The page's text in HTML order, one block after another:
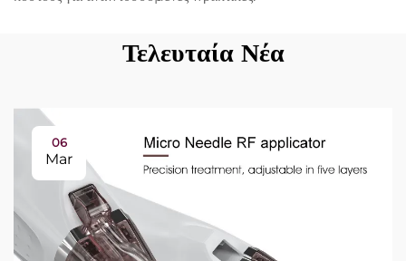
Τελευταία Νέα
06
Mar